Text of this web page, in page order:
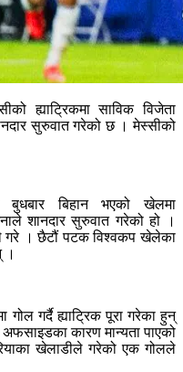
ह्याट्रिकमा साविक विजेता
सुरुवात गरेको छ । मेस्सीको
बुधबार बिहान भएको खेलमा
शानदार सुरुवात गरेको हो ।
गरे । छैटौं पटक विश्वकप खेलेका
।
गर्दै ह्याट्रिक पूरा गरेका हुन्
कारण मान्यता पाएको
खेलाडीले गरेको एक गोलले